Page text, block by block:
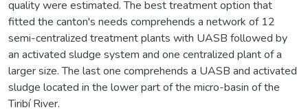
quality were estimated. The best treatment option that
fitted the canton's needs comprehends a network of 12
semi-centralized treatment plants with UASB followed by
an activated sludge system and one centralized plant of a
larger size. The last one comprehends a UASB and activated
sludge located in the lower part of the micro-basin of the
Tiribí River.